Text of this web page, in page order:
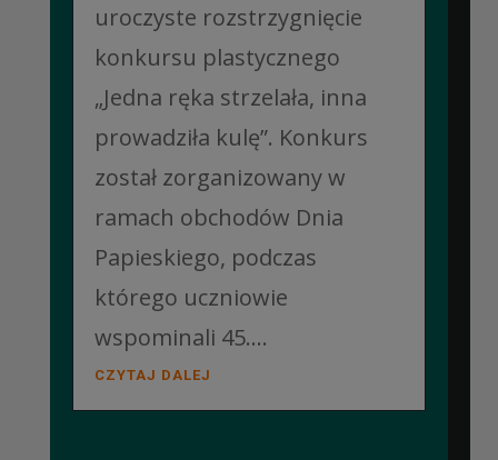
uroczyste rozstrzygnięcie
konkursu plastycznego
„Jedna ręka strzelała, inna
prowadziła kulę”. Konkurs
został zorganizowany w
ramach obchodów Dnia
Papieskiego, podczas
którego uczniowie
wspominali 45....
CZYTAJ DALEJ